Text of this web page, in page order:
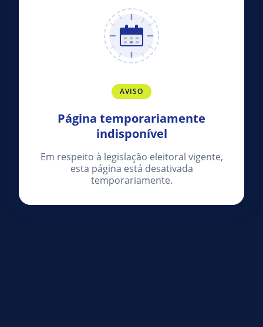
AVISO
Página temporariamente
indisponível
Em respeito à legislação eleitoral vigente,
esta página está desativada
temporariamente.